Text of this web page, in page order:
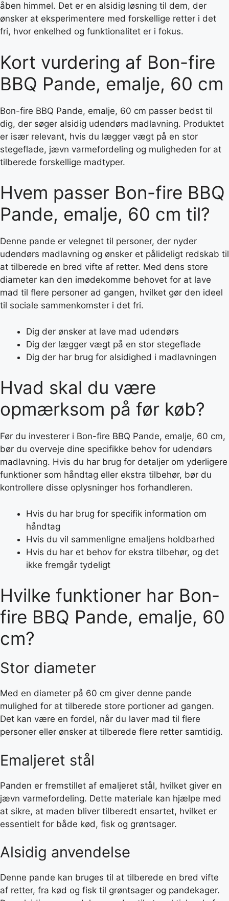
åben himmel. Det er en alsidig løsning til dem, der
ønsker at eksperimentere med forskellige retter i det
fri, hvor enkelhed og funktionalitet er i fokus.
Kort vurdering af Bon-fire
BBQ Pande, emalje, 60 cm
Bon-fire BBQ Pande, emalje, 60 cm passer bedst til
dig, der søger alsidig udendørs madlavning. Produktet
er især relevant, hvis du lægger vægt på en stor
stegeflade, jævn varmefordeling og muligheden for at
tilberede forskellige madtyper.
Hvem passer Bon-fire BBQ
Pande, emalje, 60 cm til?
Denne pande er velegnet til personer, der nyder
udendørs madlavning og ønsker et pålideligt redskab til
at tilberede en bred vifte af retter. Med dens store
diameter kan den imødekomme behovet for at lave
mad til flere personer ad gangen, hvilket gør den ideel
til sociale sammenkomster i det fri.
Dig der ønsker at lave mad udendørs
Dig der lægger vægt på en stor stegeflade
Dig der har brug for alsidighed i madlavningen
Hvad skal du være
opmærksom på før køb?
Før du investerer i Bon-fire BBQ Pande, emalje, 60 cm,
bør du overveje dine specifikke behov for udendørs
madlavning. Hvis du har brug for detaljer om yderligere
funktioner som håndtag eller ekstra tilbehør, bør du
kontrollere disse oplysninger hos forhandleren.
Hvis du har brug for specifik information om
håndtag
Hvis du vil sammenligne emaljens holdbarhed
Hvis du har et behov for ekstra tilbehør, og det
ikke fremgår tydeligt
Hvilke funktioner har Bon-
fire BBQ Pande, emalje, 60
cm?
Stor diameter
Med en diameter på 60 cm giver denne pande
mulighed for at tilberede store portioner ad gangen.
Det kan være en fordel, når du laver mad til flere
personer eller ønsker at tilberede flere retter samtidig.
Emaljeret stål
Panden er fremstillet af emaljeret stål, hvilket giver en
jævn varmefordeling. Dette materiale kan hjælpe med
at sikre, at maden bliver tilberedt ensartet, hvilket er
essentielt for både kød, fisk og grøntsager.
Alsidig anvendelse
Denne pande kan bruges til at tilberede en bred vifte
af retter, fra kød og fisk til grøntsager og pandekager.